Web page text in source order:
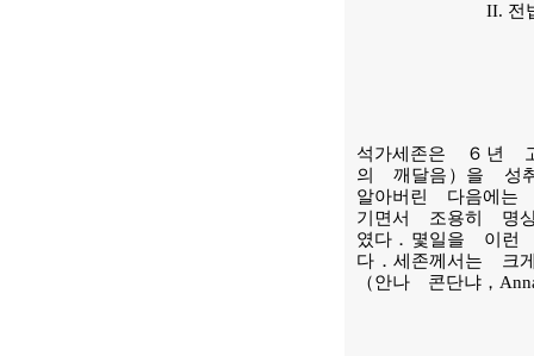
II. 전법
석가세존은 ６년
의 깨달음）을 성
알아버린 다음에
기면서 조용히 명
였다．몇일을 이
다．세존께서는
（안나 콘단냐，